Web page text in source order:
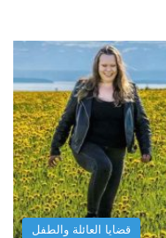
قضايا العائلة والطفل